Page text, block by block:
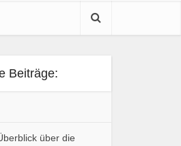
Beiträge:
über die